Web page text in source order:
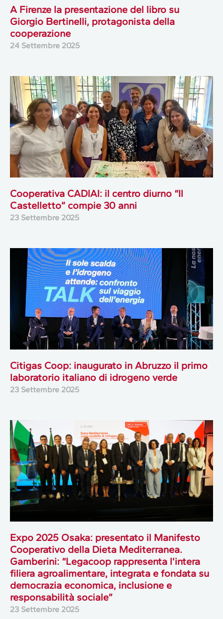
A Firenze la presentazione del libro su
Giorgio Bertinelli, protagonista della
cooperazione
24 Settembre 2025
Cooperativa CADIAI: il centro diurno “Il
Castelletto” compie 30 anni
23 Settembre 2025
Citigas Coop: inaugurato in Abruzzo il primo
laboratorio italiano di idrogeno verde
23 Settembre 2025
Expo 2025 Osaka: presentato il Manifesto
Cooperativo della Dieta Mediterranea.
Gamberini: “Legacoop rappresenta l’intera
filiera agroalimentare, integrata e fondata su
democrazia economica, inclusione e
responsabilità sociale”
23 Settembre 2025